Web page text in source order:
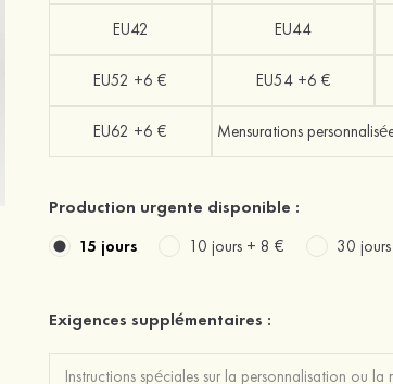
EU42 EU44
EU52 +6 € EU54 +6 €
EU62 +6 € Mensurations
Production urgente disponible :
15 jours 10 jours + 8 € 30
Exigences supplémentaires :